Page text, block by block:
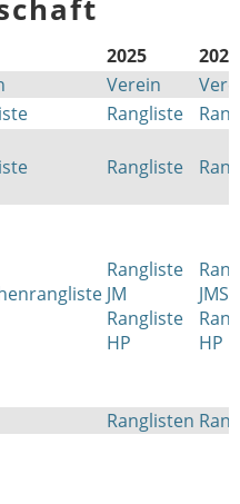
2025
2024
Verein
Rangliste
Rangliste
Rangliste
JM
Rangliste
HP
JMS
HP
Ranglisten